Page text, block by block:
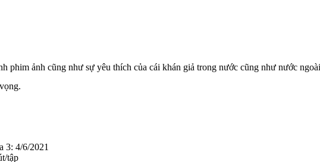
phim ảnh cũng như sự yêu thích của cái khán giả trong nước cũng như nước
3: 4/6/2021
tập